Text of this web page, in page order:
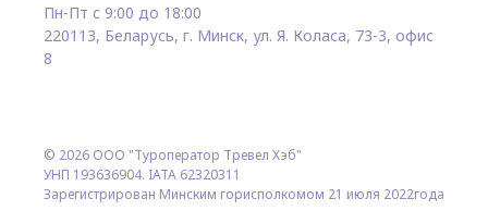
Пн-Пт с 9:00 до 18:00
220113, Беларусь, г. Минск, ул. Я. Коласа, 73-3, офис
8
© 2026 ООО "Туроператор Тревел Хэб"
УНП 193636904. IATA 62320311
Зарегистрирован Минским горисполкомом 21 июля 2022года